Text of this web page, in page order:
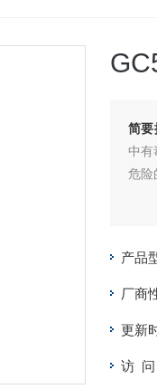
简要
中有
危险
产品
厂商
更新
访 问